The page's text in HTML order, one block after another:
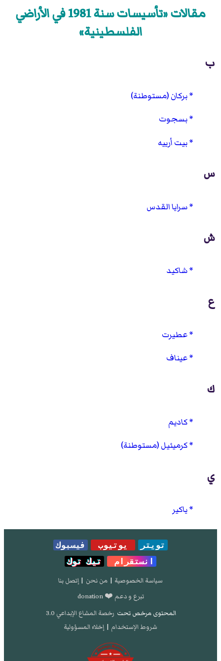
مقالات «تأسيسات سنة 1981 في الأراضي
الفلسطينية»
ب
بركان (مستوطنة)
بسجوت
بيت أرييه
س
سرايا القدس
ش
شاكيد
ع
عطيرت
عيناف
ك
كاديم
كرميئيل (مستوطنة)
ي
ياكير
تويتر يوتيوب
فيسبوك
انستقرام
تيك توك
سياسة الخصوصية | من نحن | إتصل بنا
تبرع و دعم ❤️ donation
المحتوى مرخص تحت رخصة المشاع الإبداعي 3.0
شروط الإستخدام | إخلاء المسؤولية